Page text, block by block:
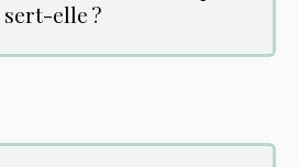
sert-elle ?